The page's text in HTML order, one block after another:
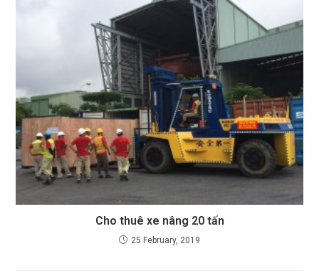
Cho thuê xe nâng 20 tấn
25 February, 2019